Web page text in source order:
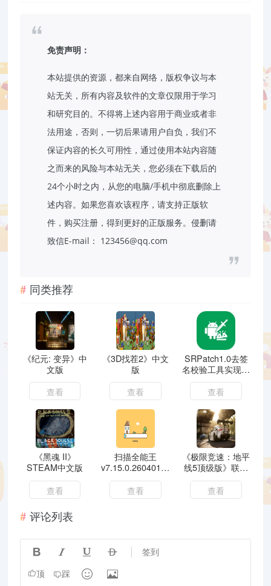
免责声明：
本站提供的资源，都来自网络，版权争议与本
站无关，所有内容及软件的文章仅限用于学习
和研究目的。不得将上述内容用于商业或者非
法用途，否则，一切后果请用户自负，我们不
保证内容的长久可用性，通过使用本站内容随
之而来的风险与本站无关，您必须在下载后的
24个小时之内，从您的电脑/手机中彻底删除上
述内容。如果您喜欢该程序，请支持正版软
件，购买注册，得到更好的正版服务。侵删请
致信E-mail： 123456@qq.com
同类推荐
《纪元: 变异》中
文版
查看
《3D找茬2》中文
版
查看
SRPatch1.0去签
名校验工具实现二
次修改软件会员
查看
《黑魂 II》
STEAM中文版
查看
扫描全能王
v7.15.0.260401解
锁破解VIP会员版
查看
《极限竞速：地平
线5顶级版》联机
版
查看
评论列表
    签到
顶 踩  